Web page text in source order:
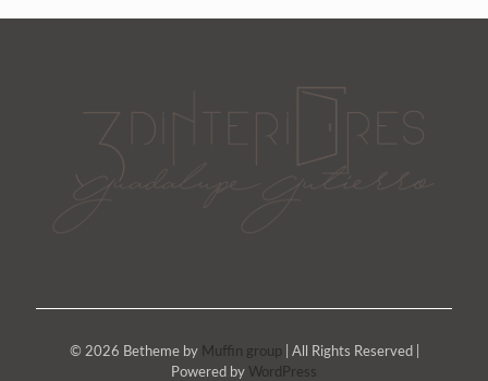
© 2026 Betheme by Muffin group | All Rights Reserved |
Powered by WordPress